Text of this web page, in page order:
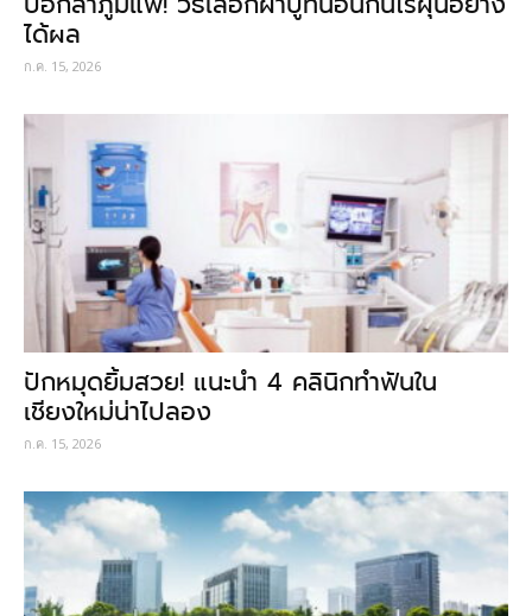
ได้ผล
ก.ค. 15, 2026
ปักหมุดยิ้มสวย! แนะนำ 4 คลินิกทำฟันใน
เชียงใหม่น่าไปลอง
ก.ค. 15, 2026